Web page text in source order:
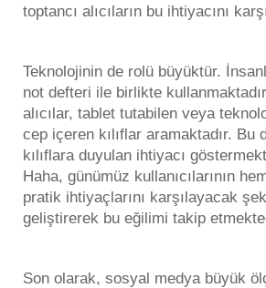
toptancı alıcıların bu ihtiyacını
Teknolojinin de rolü büyüktür.
not defteri ile birlikte
alıcılar, tablet tutabilen veya
cep içeren kılıflar aramaktadır. Bu
kılıflara duyulan ihtiyacı
Haha, günümüz kullanıcılarının
pratik ihtiyaçlarını karşılayacak
geliştirerek bu eğilimi takip
Son olarak, sosyal medya büyük